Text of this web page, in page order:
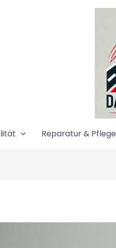
Reparatur & Pflege